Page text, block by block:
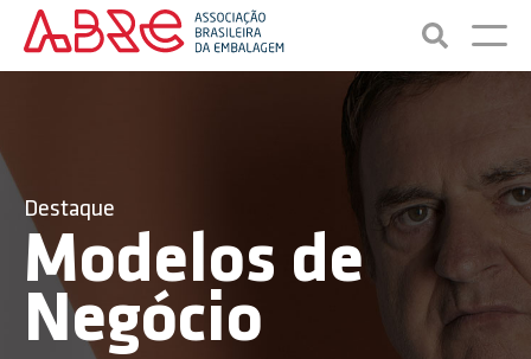
Destaque
Modelos de
Negócio